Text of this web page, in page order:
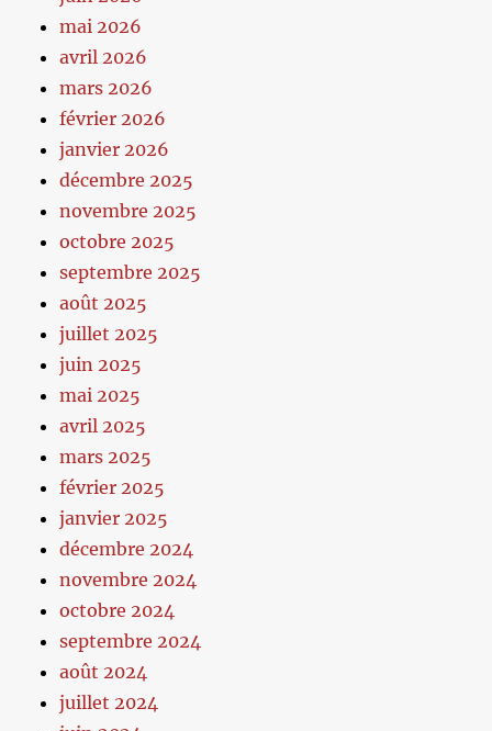
mai 2026
avril 2026
mars 2026
février 2026
janvier 2026
décembre 2025
novembre 2025
octobre 2025
septembre 2025
août 2025
juillet 2025
juin 2025
mai 2025
avril 2025
mars 2025
février 2025
janvier 2025
décembre 2024
novembre 2024
octobre 2024
septembre 2024
août 2024
juillet 2024